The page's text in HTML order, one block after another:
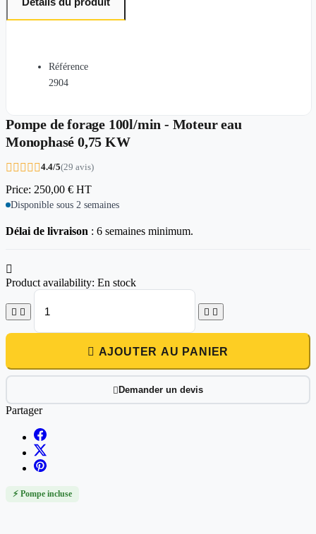
Référence
2904
Pompe de forage 100l/min - Moteur eau
Monophasé 0,75 KW
    4.4/5(29 avis)
Price: 250,00 € HT
Disponible sous 2 semaines
Délai de livraison : 6 semaines minimum.

Product availability: En stock
   
 AJOUTER AU PANIER
 Demander un devis
Partager
⚡ Pompe incluse